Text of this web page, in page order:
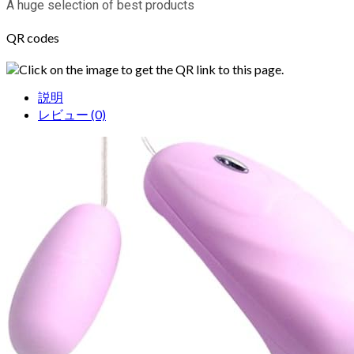
A huge selection of best products
QR codes
Click on the image to get the QR link to this page.
説明
レビュー (0)